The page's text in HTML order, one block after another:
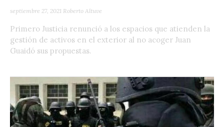
septiembre 27, 2021 Roberto Altuve
Primero Justicia renunció a los espacios que atienden la
gestión de activos en el exterior al no acoger Juan
Guaidó sus propuestas.